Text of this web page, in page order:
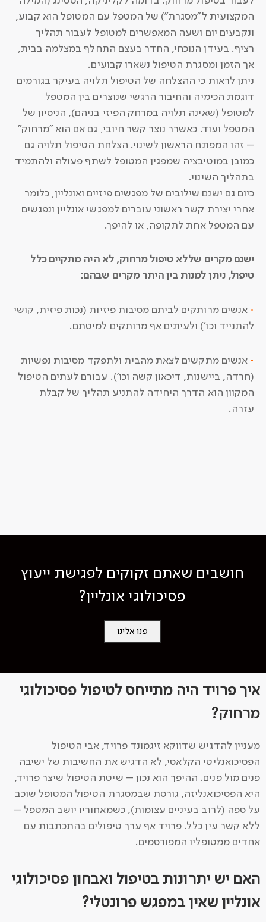
המקצועית ל"מסגרת") של המטפל עם המטופל הוא קבוע,
ונקבעים יום ושעה המאפשרים למטופל לעבור תהליך
רציף. בעידן הנוכחי, החדר בעצם התחלף במצלמה בבית,
אך הזמן ומסגרת הטיפול נשארו קבועים.
ניתן לראות כי ההצלחה של הטיפול תלויה בעיקר בגורמים
דוגמת הכימיה והחיבור הרגשי שנוצרים בין המטפל
למטופל (שאינה תלויה במרחק הפיזי בניהם), הניסיון של
המטפל ועוד. כאשרר נוצר קשר חיובי, גם אם הוא "מרחוק"
– זהו המפתח הראשון לשינוי. הצלחת הטיפול תלויה גם
כמובן במוטיבציה שמפגין המטופל לשתף פעולה ולהתמיד
בתהליך השינוי.
כיום גם ישנם שילובים של מפגשים פיזיים ואונליין, כלומר
אחרי יצירת קשר ראשוני עוברים למפגשי אונליין ונפגשים
עם המטפל אחת לתקופה, או להיפך.
ישנם מקרים שללא טיפול מרחוק, לא היה מתקיים כלל
טיפול, ניתן למנות בין היתר מקרים שבהם:
• אנשים מרותקים לביתם מסיבות פיזיות (נכות פיזית, קושי
להתנייד וכו') ולעיתים אף מרותקים למיטתם.
• אנשים מתקשים לצאת מהבית ולתפקד מסיבות נפשיות
(חרדה, ביישנות, דיכאון קשה וכו'). עבורם לעתים הטיפול
המקוון הוא הדרך היחידה להתניע תהליך של קבלת
עזרה.
חושבים שאתם זקוקים לפגישת ייעוץ
פסיכולוגי אונליין?
פנו אלינו
איך פרויד היה מתייחס לטיפול פסיכולוגי
מרחוק?
מעניין להדגיש שדווקא זיגמונד פרויד, אבי הטיפול
הפסיכואנליטי הקלאסי, לא הדגיש את החשיבות של ישיבה
פנים מול פנים. ההיפך הוא נכון – שיטת הטיפול שיצר פרויד,
היא הפסיכואנליזה, גורסת שבמסגרת הטיפול המטופל שוכב
על ספה (לרוב בעיניים עצומות), כשמאחוריו יושב המטפל –
ללא קשר עין כלל. פרויד אף ערך טיפולים בהתכתבות עם
אחדים ממטופליו המפורסמים.
האם יש יתרונות בטיפול ואבחון פסיכולוגי
אונליין שאין במפגש פרונטלי?